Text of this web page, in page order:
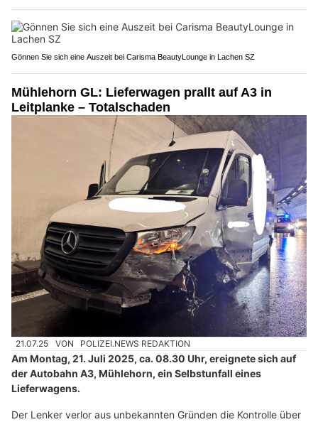
Gönnen Sie sich eine Auszeit bei Carisma BeautyLounge in Lachen SZ
Mühlehorn GL: Lieferwagen prallt auf A3 in
Leitplanke – Totalschaden
21.07.25 VON POLIZEI.NEWS REDAKTION
Am Montag, 21. Juli 2025, ca. 08.30 Uhr, ereignete sich auf
der Autobahn A3, Mühlehorn, ein Selbstunfall eines
Lieferwagens.
Der Lenker verlor aus unbekannten Gründen die Kontrolle über